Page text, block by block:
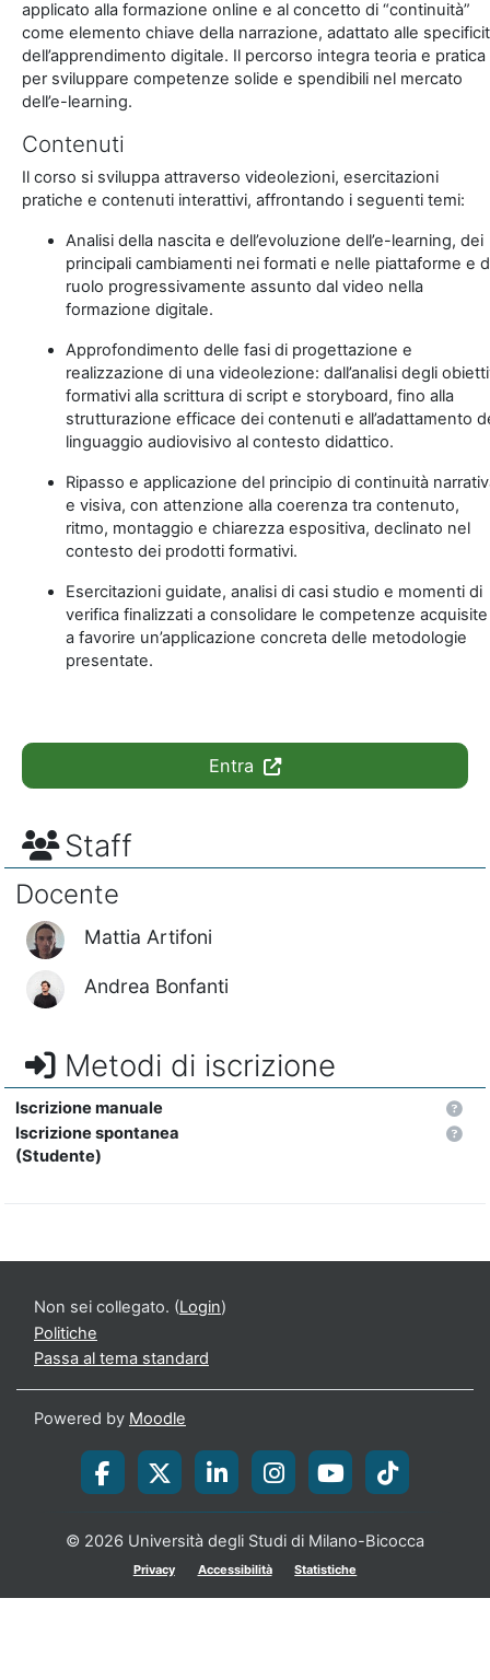
applicato alla formazione online e al concetto di “continuità”
come elemento chiave della narrazione, adattato alle
dell’apprendimento digitale. Il percorso integra teoria e pratica
per sviluppare competenze solide e spendibili nel mercato
dell’e-learning.
Contenuti
Il corso si sviluppa attraverso videolezioni, esercitazioni
pratiche e contenuti interattivi, affrontando i seguenti temi:
Analisi della nascita e dell’evoluzione dell’e-learning, dei
principali cambiamenti nei formati e nelle piattaforme e
ruolo progressivamente assunto dal video nella
formazione digitale.
Approfondimento delle fasi di progettazione e
realizzazione di una videolezione: dall’analisi degli
formativi alla scrittura di script e storyboard, fino alla
strutturazione efficace dei contenuti e all’adattamento
linguaggio audiovisivo al contesto didattico.
Ripasso e applicazione del principio di continuità
e visiva, con attenzione alla coerenza tra contenuto,
ritmo, montaggio e chiarezza espositiva, declinato nel
contesto dei prodotti formativi.
Esercitazioni guidate, analisi di casi studio e momenti di
verifica finalizzati a consolidare le competenze
a favorire un’applicazione concreta delle metodologie
presentate.
Entra
Staff
Docente
Mattia Artifoni
Andrea Bonfanti
Metodi di iscrizione
Iscrizione manuale
Iscrizione spontanea
(Studente)
Non sei collegato. (Login)
Politiche
Passa al tema standard
Powered by Moodle
© 2026 Università degli Studi di Milano-Bicocca
Privacy Accessibilità Statistiche